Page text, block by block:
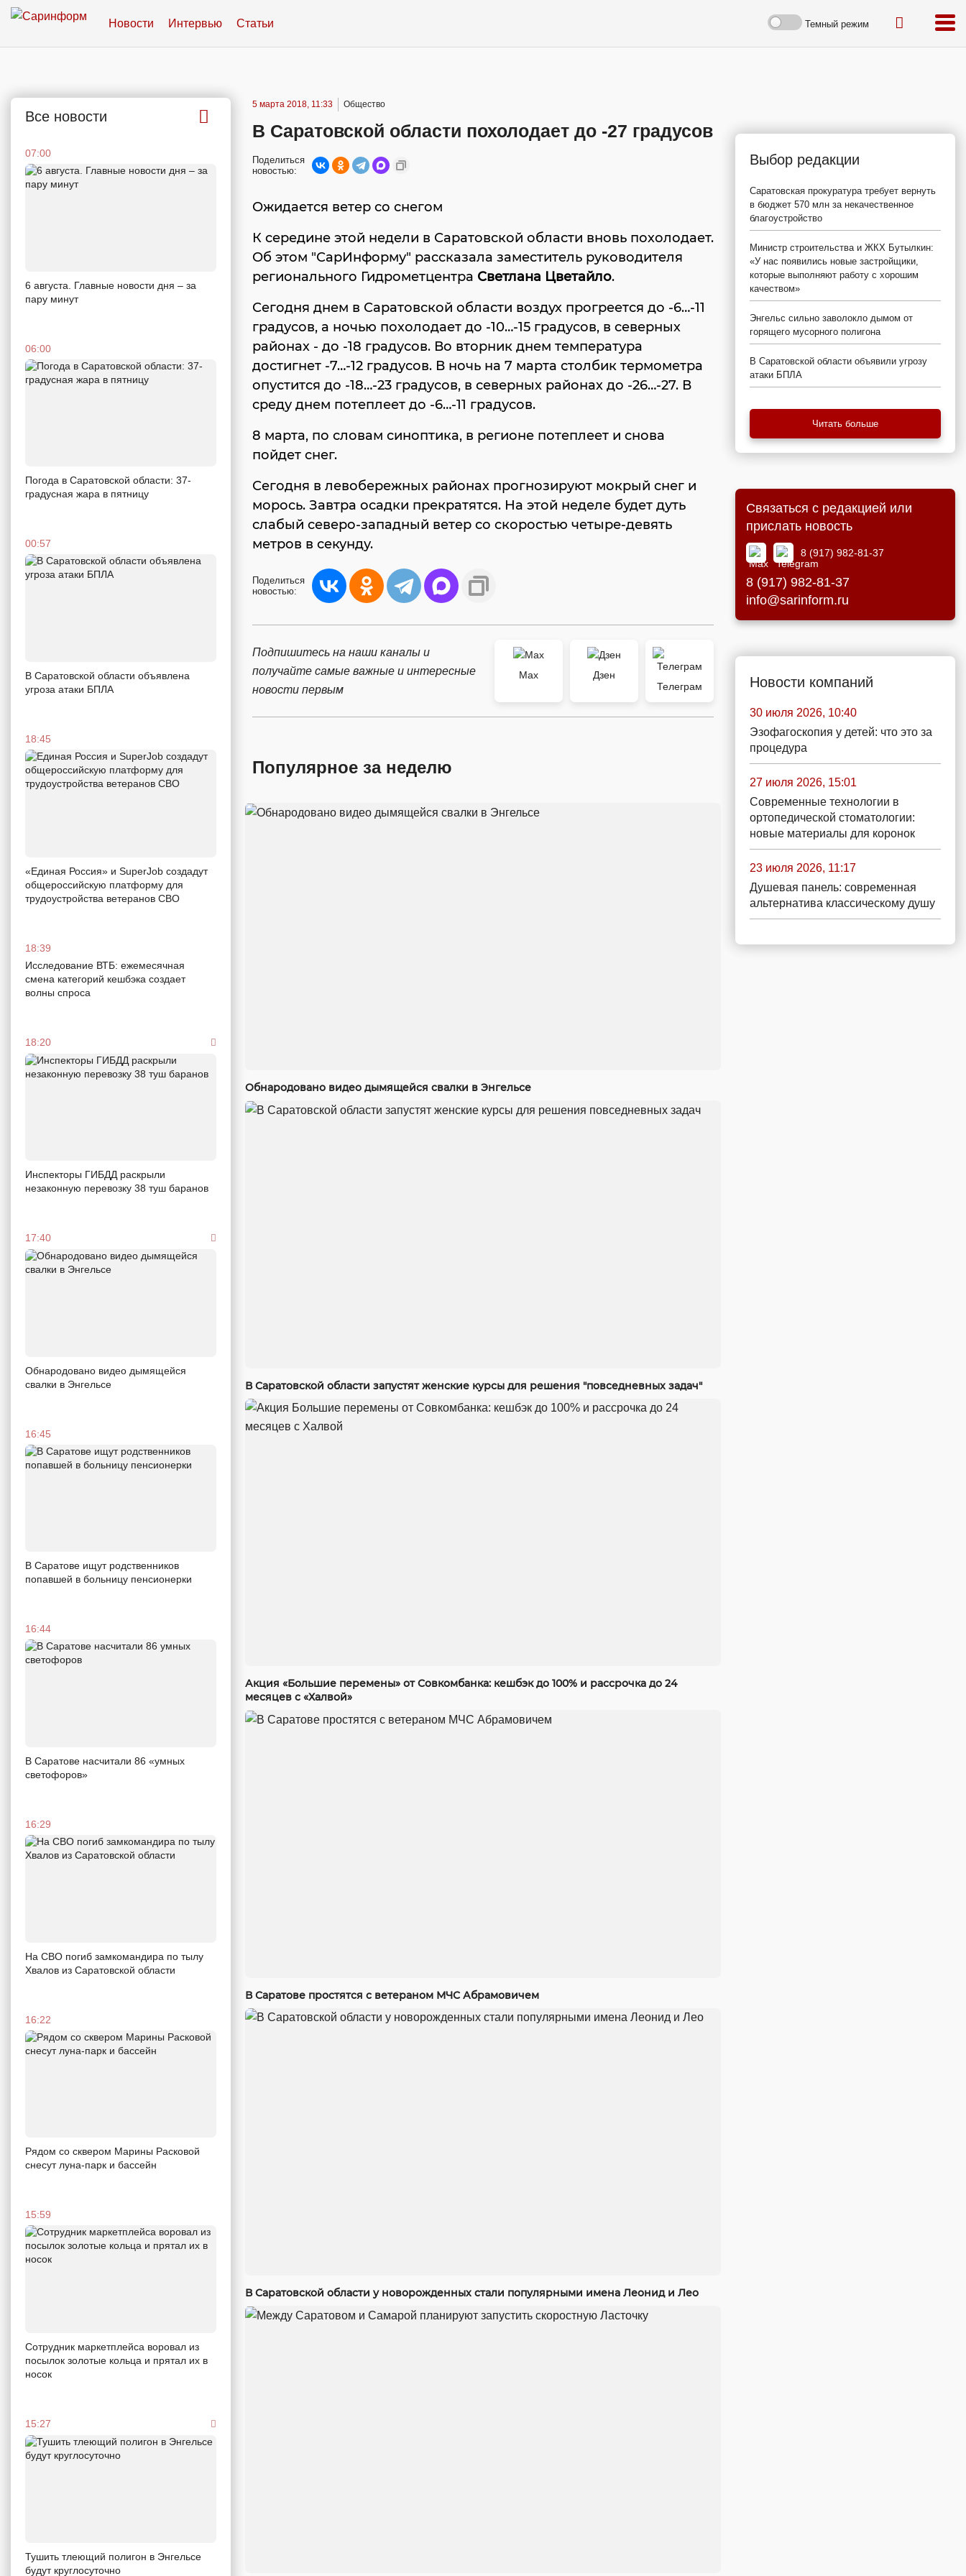
Новости Интервью Статьи Темный режим
Все новости
07:00
6 августа. Главные новости дня – за
пару минут
06:00
Погода в Саратовской области: 37-
градусная жара в пятницу
00:57
В Саратовской области объявлена
угроза атаки БПЛА
18:45
«Единая Россия» и SuperJob создадут
общероссийскую платформу для
трудоустройства ветеранов СВО
18:39
Исследование ВТБ: ежемесячная
смена категорий кешбэка создает
волны спроса
18:20
Инспекторы ГИБДД раскрыли
незаконную перевозку 38 туш баранов
17:40
Обнародовано видео дымящейся
свалки в Энгельсе
16:45
В Саратове ищут родственников
попавшей в больницу пенсионерки
16:44
В Саратове насчитали 86 «умных
светофоров»
16:29
На СВО погиб замкомандира по тылу
Хвалов из Саратовской области
16:22
Рядом со сквером Марины Расковой
снесут луна-парк и бассейн
15:59
Сотрудник маркетплейса воровал из
посылок золотые кольца и прятал их в
носок
15:27
Тушить тлеющий полигон в Энгельсе
будут круглосуточно
5 марта 2018, 11:33 Общество
В Саратовской области похолодает до -27 градусов
Поделиться
новостью:
Ожидается ветер со снегом
К середине этой недели в Саратовской области вновь похолодает.
Об этом "СарИнформу" рассказала заместитель руководителя
регионального Гидрометцентра Светлана Цветайло.
Сегодня днем в Саратовской области воздух прогреется до -6…-11
градусов, а ночью похолодает до -10…-15 градусов, в северных
районах - до -18 градусов. Во вторник днем температура
достигнет -7…-12 градусов. В ночь на 7 марта столбик термометра
опустится до -18…-23 градусов, в северных районах до -26…-27. В
среду днем потеплеет до -6…-11 градусов.
8 марта, по словам синоптика, в регионе потеплеет и снова
пойдет снег.
Сегодня в левобережных районах прогнозируют мокрый снег и
морось. Завтра осадки прекратятся. На этой неделе будет дуть
слабый северо-западный ветер со скоростью четыре-девять
метров в секунду.
Поделиться
новостью:
Подпишитесь на наши каналы и
получайте самые важные и интересные
новости первым
Max
Дзен
Телеграм
Популярное за неделю
Обнародовано видео дымящейся свалки в Энгельсе
В Саратовской области запустят женские курсы для решения "повседневных задач"
Акция «Большие перемены» от Совкомбанка: кешбэк до 100% и рассрочка до 24
месяцев с «Халвой»
В Саратове простятся с ветераном МЧС Абрамовичем
В Саратовской области у новорожденных стали популярными имена Леонид и Лео
Выбор редакции
Саратовская прокуратура требует вернуть
в бюджет 570 млн за некачественное
благоустройство
Министр строительства и ЖКХ Бутылкин:
«У нас появились новые застройщики,
которые выполняют работу с хорошим
качеством»
Энгельс сильно заволокло дымом от
горящего мусорного полигона
В Саратовской области объявили угрозу
атаки БПЛА
Читать больше
Связаться с редакцией или
прислать новость
8 (917) 982-81-37
8 (917) 982-81-37
info@sarinform.ru
Новости компаний
30 июля 2026, 10:40
Эзофагоскопия у детей: что это за
процедура
27 июля 2026, 15:01
Современные технологии в
ортопедической стоматологии:
новые материалы для коронок
23 июля 2026, 11:17
Душевая панель: современная
альтернатива классическому душу